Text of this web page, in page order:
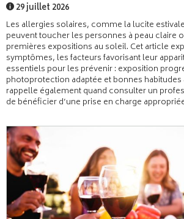
29 juillet 2026
Les allergies solaires, comme la lucite
peuvent toucher les personnes à peau claire
premières expositions au soleil. Cet article
symptômes, les facteurs favorisant leur
essentiels pour les prévenir : exposition
photoprotection adaptée et bonnes habitudes
rappelle également quand consulter un
de bénéficier d’une prise en charge